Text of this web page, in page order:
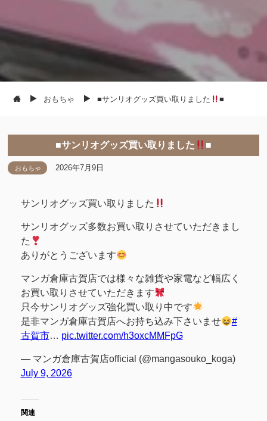
おもちゃ ■サンリオグッズ買い取りました ■
■サンリオグッズ買い取りました ■
おもちゃ 2026年7月9日
サンリオグッズ買い取りました
サンリオグッズ多数お買い取りさせていただきまし
た
ありがとうございます
マンガ倉庫古賀店では様々な雑貨や家電など幅広く
お買い取りさせていただきます
只今サンリオグッズ強化買い取り中です
是非マンガ倉庫古賀店へお持ち込み下さいませ
#
古賀市… pic.twitter.com/h3oxcMMFpG
— マンガ倉庫古賀店official (@mangasouko_koga)
July 9, 2026
関連